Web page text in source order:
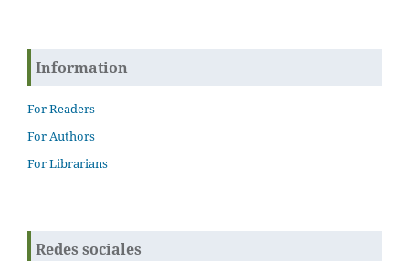
Information
For Readers
For Authors
For Librarians
Redes sociales